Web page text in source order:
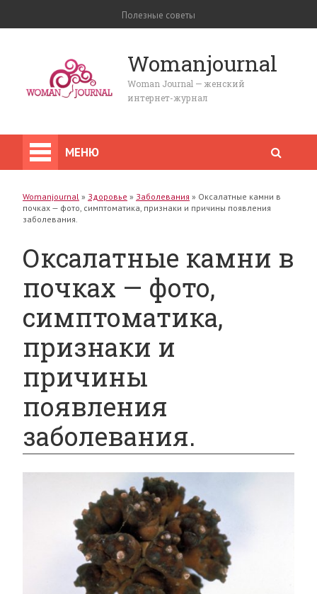
Полезные советы
Womanjournal
Woman Journal — женский
интернет-журнал
МЕНЮ
Womanjournal » Здоровье » Заболевания » Оксалатные камни в
почках — фото, симптоматика, признаки и причины появления
заболевания.
Оксалатные камни в
почках — фото,
симптоматика,
признаки и
причины
появления
заболевания.